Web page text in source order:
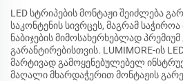
LED სტრიპების მონტაჟი შეიძლება
საკონტენის სივრცეს, მაგრამ
ნაბიჯების მიმოსახერხებლად
გარანტირებისთვის. LUMIMORE-ის
მარტივად გამოყენებულებელ
მაღალი მხარდაჭერით მონტაჟის